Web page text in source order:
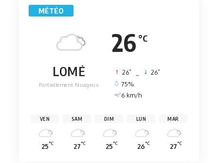
MÉTÉO
26 °C
LOMÉ
Partiellement Nuageux
26° 26°
75%
6 km/h
VEN
25°C
SAM
27°C
DIM
25°C
LUN
26°C
MAR
27°C